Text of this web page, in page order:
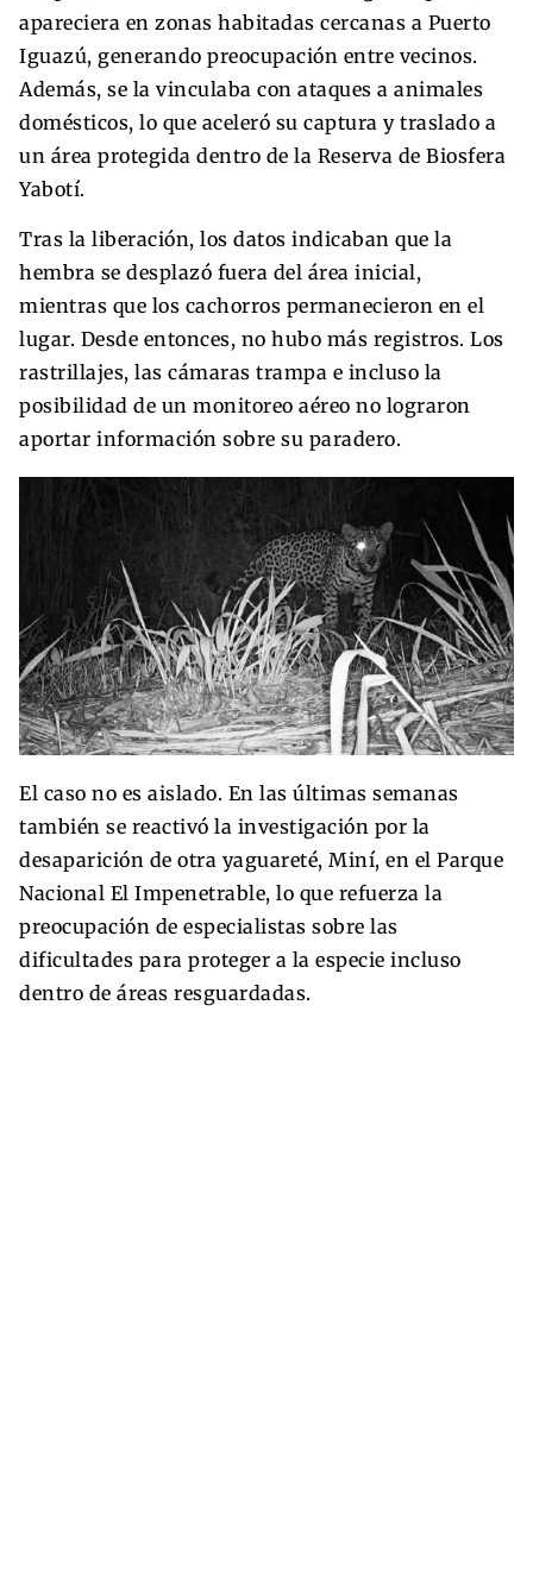
apareciera en zonas habitadas cercanas a Puerto
Iguazú, generando preocupación entre vecinos.
Además, se la vinculaba con ataques a animales
domésticos, lo que aceleró su captura y traslado a
un área protegida dentro de la Reserva de Biosfera
Yabotí.
Tras la liberación, los datos indicaban que la
hembra se desplazó fuera del área inicial,
mientras que los cachorros permanecieron en el
lugar. Desde entonces, no hubo más registros. Los
rastrillajes, las cámaras trampa e incluso la
posibilidad de un monitoreo aéreo no lograron
aportar información sobre su paradero.
El caso no es aislado. En las últimas semanas
también se reactivó la investigación por la
desaparición de otra yaguareté, Miní, en el Parque
Nacional El Impenetrable, lo que refuerza la
preocupación de especialistas sobre las
dificultades para proteger a la especie incluso
dentro de áreas resguardadas.